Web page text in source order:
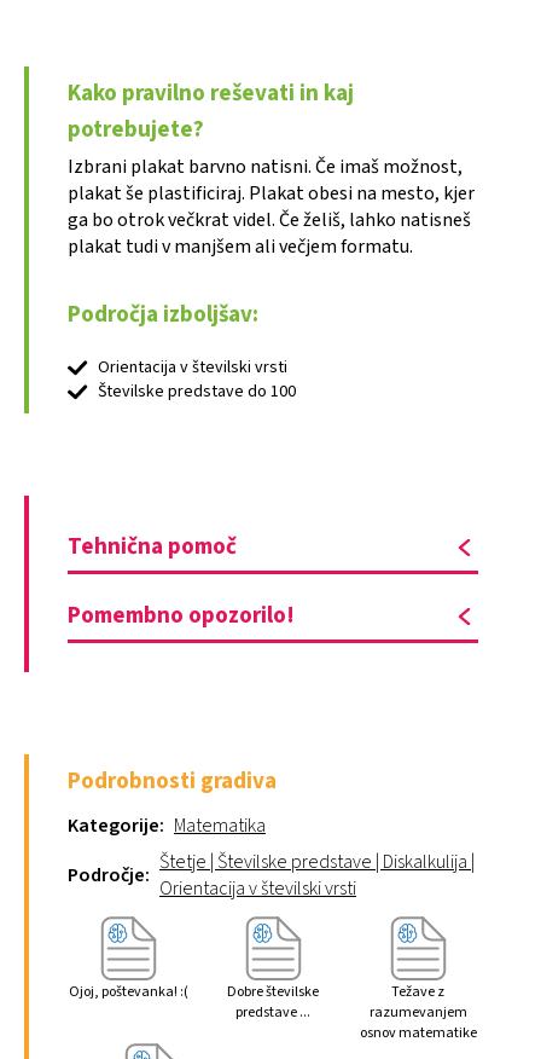
Kako pravilno reševati in kaj
potrebujete?
Izbrani plakat barvno natisni. Če imaš možnost,
plakat še plastificiraj. Plakat obesi na mesto, kjer
ga bo otrok večkrat videl. Če želiš, lahko natisneš
plakat tudi v manjšem ali večjem formatu.
Področja izboljšav:
Orientacija v številski vrsti
Številske predstave do 100
Tehnična pomoč
Pomembno opozorilo!
Podrobnosti gradiva
Kategorije: Matematika
Področje: Štetje | Številske predstave | Diskalkulija |
Orientacija v številski vrsti
Ojoj, poštevanka! :(
Dobre številske
predstave ...
Težave z
razumevanjem
osnov matematike